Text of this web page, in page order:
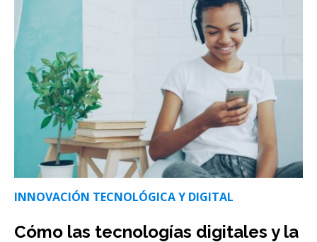
INNOVACIÓN TECNOLÓGICA Y DIGITAL
Cómo las tecnologías digitales y la